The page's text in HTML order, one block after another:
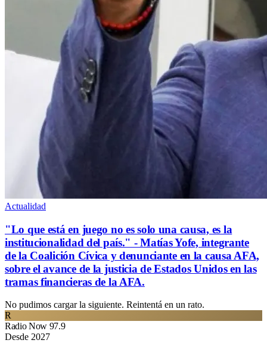
Actualidad
"Lo que está en juego no es solo una causa, es la
institucionalidad del país." - Matías Yofe, integrante
de la Coalición Cívica y denunciante en la causa AFA,
sobre el avance de la justicia de Estados Unidos en las
tramas financieras de la AFA.
No pudimos cargar la siguiente. Reintentá en un rato.
R
Radio Now 97.9
Desde 2027